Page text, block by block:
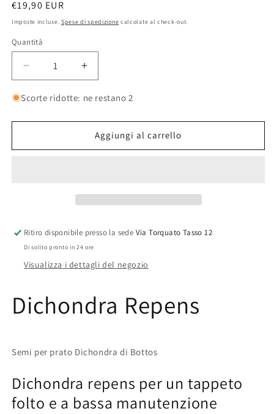
Prezzo
di
€19,90 EUR
Imposte incluse. Spese di spedizione calcolate al check-out.
Quantità
Quantità
Diminuisci
quantità
per
Repens
Aumenta
quantità
per
Repens
Bottos
Scorte ridotte: ne restano 2
Aggiungi al carrello
Ritiro disponibile presso la sede Via Torquato Tasso 12
Di solito pronto in 24 ore
Visualizza i dettagli del negozio
Dichondra Repens
Semi per prato Dichondra di Bottos
Dichondra repens per un tappeto
folto e a bassa manutenzione